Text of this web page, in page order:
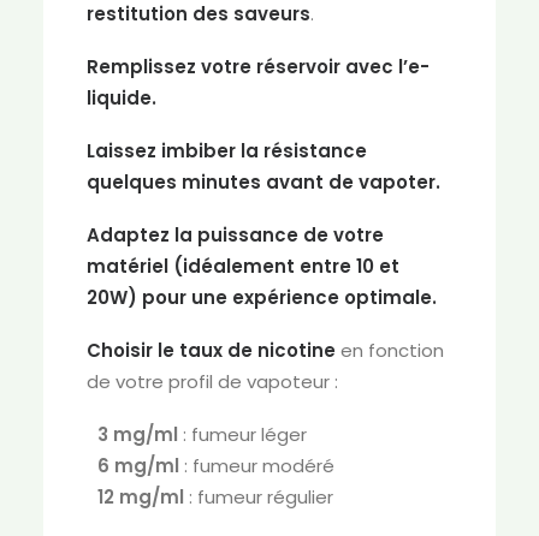
restitution des saveurs.
Remplissez votre réservoir avec l’e-
liquide.
Laissez imbiber la résistance
quelques minutes avant de vapoter.
Adaptez la puissance de votre
matériel (idéalement entre 10 et
20W) pour une expérience optimale.
Choisir le taux de nicotine en fonction
de votre profil de vapoteur :
3 mg/ml : fumeur léger
6 mg/ml : fumeur modéré
12 mg/ml : fumeur régulier